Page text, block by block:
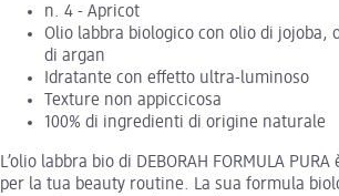
n. 4 - Apricot
Olio labbra biologico con olio di jojoba,
di argan
Idratante con effetto ultra-luminoso
Texture non appiccicosa
100% di ingredienti di origine naturale
L’olio labbra bio di DEBORAH FORMULA
per la tua beauty routine. La sua formula